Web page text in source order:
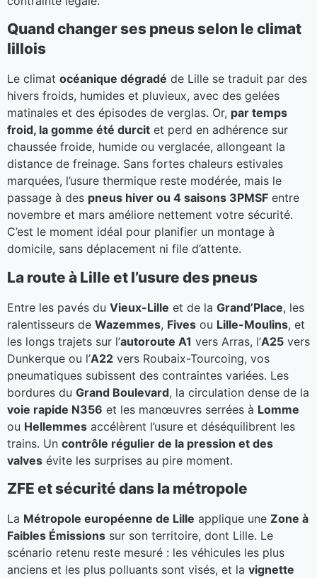
Quand changer ses pneus selon le climat
lillois
Le climat océanique dégradé de Lille se traduit par des
hivers froids, humides et pluvieux, avec des gelées
matinales et des épisodes de verglas. Or, par temps
froid, la gomme été durcit et perd en adhérence sur
chaussée froide, humide ou verglacée, allongeant la
distance de freinage. Sans fortes chaleurs estivales
marquées, l’usure thermique reste modérée, mais le
passage à des pneus hiver ou 4 saisons 3PMSF entre
novembre et mars améliore nettement votre sécurité.
C’est le moment idéal pour planifier un montage à
domicile, sans déplacement ni file d’attente.
La route à Lille et l’usure des pneus
Entre les pavés du Vieux-Lille et de la Grand’Place, les
ralentisseurs de Wazemmes, Fives ou Lille-Moulins, et
les longs trajets sur l’autoroute A1 vers Arras, l’A25 vers
Dunkerque ou l’A22 vers Roubaix-Tourcoing, vos
pneumatiques subissent des contraintes variées. Les
bordures du Grand Boulevard, la circulation dense de la
voie rapide N356 et les manœuvres serrées à Lomme
ou Hellemmes accélèrent l’usure et déséquilibrent les
trains. Un contrôle régulier de la pression et des
valves évite les surprises au pire moment.
ZFE et sécurité dans la métropole
La Métropole européenne de Lille applique une Zone à
Faibles Émissions sur son territoire, dont Lille. Le
scénario retenu reste mesuré : les véhicules les plus
anciens et les plus polluants sont visés, et la vignette